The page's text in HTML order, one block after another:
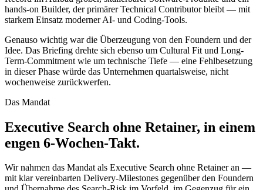
hands-on Builder, der primärer Technical Contributor bleibt — mit
starkem Einsatz moderner AI- und Coding-Tools.
Genauso wichtig war die Überzeugung von den Foundern und der
Idee. Das Briefing drehte sich ebenso um Cultural Fit und Long-
Term-Commitment wie um technische Tiefe — eine Fehlbesetzung
in dieser Phase würde das Unternehmen quartalsweise, nicht
wochenweise zurückwerfen.
Das Mandat
Executive Search ohne Retainer, in einem
engen 6-Wochen-Takt.
Wir nahmen das Mandat als Executive Search ohne Retainer an —
mit klar vereinbarten Delivery-Milestones gegenüber den Foundern